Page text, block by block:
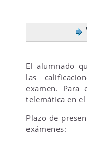
El alumnado
las
examen. Para
telemática en
Plazo de
exámenes: